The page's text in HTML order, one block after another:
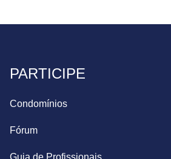
PARTICIPE
Condomínios
Fórum